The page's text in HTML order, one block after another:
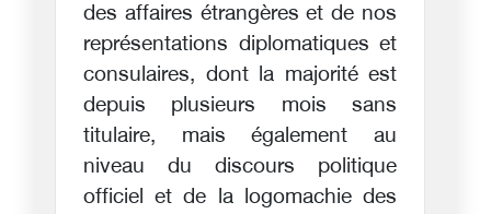
des affaires étrangères et de nos
représentations diplomatiques et
consulaires, dont la majorité est
depuis plusieurs mois sans
titulaire, mais également au
niveau du discours politique
officiel et de la logomachie des